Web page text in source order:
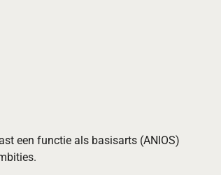
een functie als basisarts (ANIOS)